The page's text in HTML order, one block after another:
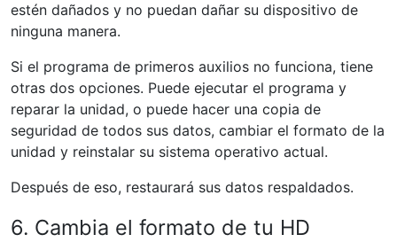
estén dañados y no puedan dañar su dispositivo de
ninguna manera.
Si el programa de primeros auxilios no funciona, tiene
otras dos opciones. Puede ejecutar el programa y
reparar la unidad, o puede hacer una copia de
seguridad de todos sus datos, cambiar el formato de la
unidad y reinstalar su sistema operativo actual.
Después de eso, restaurará sus datos respaldados.
6. Cambia el formato de tu HD